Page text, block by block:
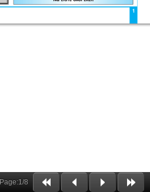
Page:1/8